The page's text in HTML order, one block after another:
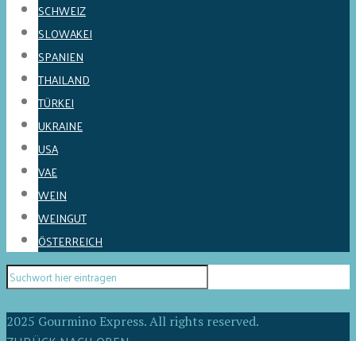
SCHWEIZ
SLOWAKEI
SPANIEN
THAILAND
TÜRKEI
UKRAINE
USA
VAE
WEIN
WEINGUT
ÖSTERREICH
2025 Gourmino Express. All rights reserved.